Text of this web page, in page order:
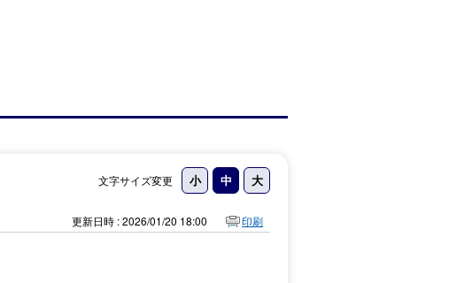
文字サイズ変更
更新日時 : 2026/01/20 18:00 印刷